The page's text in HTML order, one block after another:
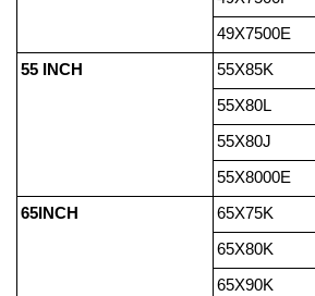
49X7500E
55 INCH 55X85K
55X80L
55X80J
55X8000E
65INCH 65X75K
65X80K
65X90K